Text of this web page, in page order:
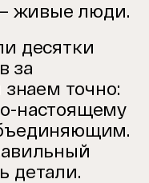
— живые люди.
десятки
за
знаем точно:
настоящему
детали.